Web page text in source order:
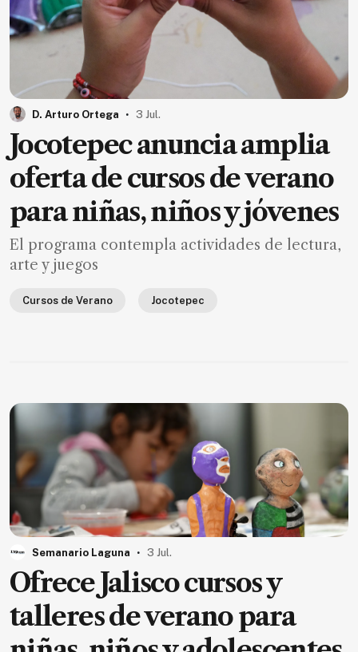
D. Arturo Ortega . 3 Jul.
Jocotepec anuncia amplia
oferta de cursos de verano
para niñas, niños y jóvenes
El programa contempla actividades de lectura,
arte y juegos
Cursos de Verano Jocotepec
Semanario Laguna . 3 Jul.
Ofrece Jalisco cursos y
talleres de verano para